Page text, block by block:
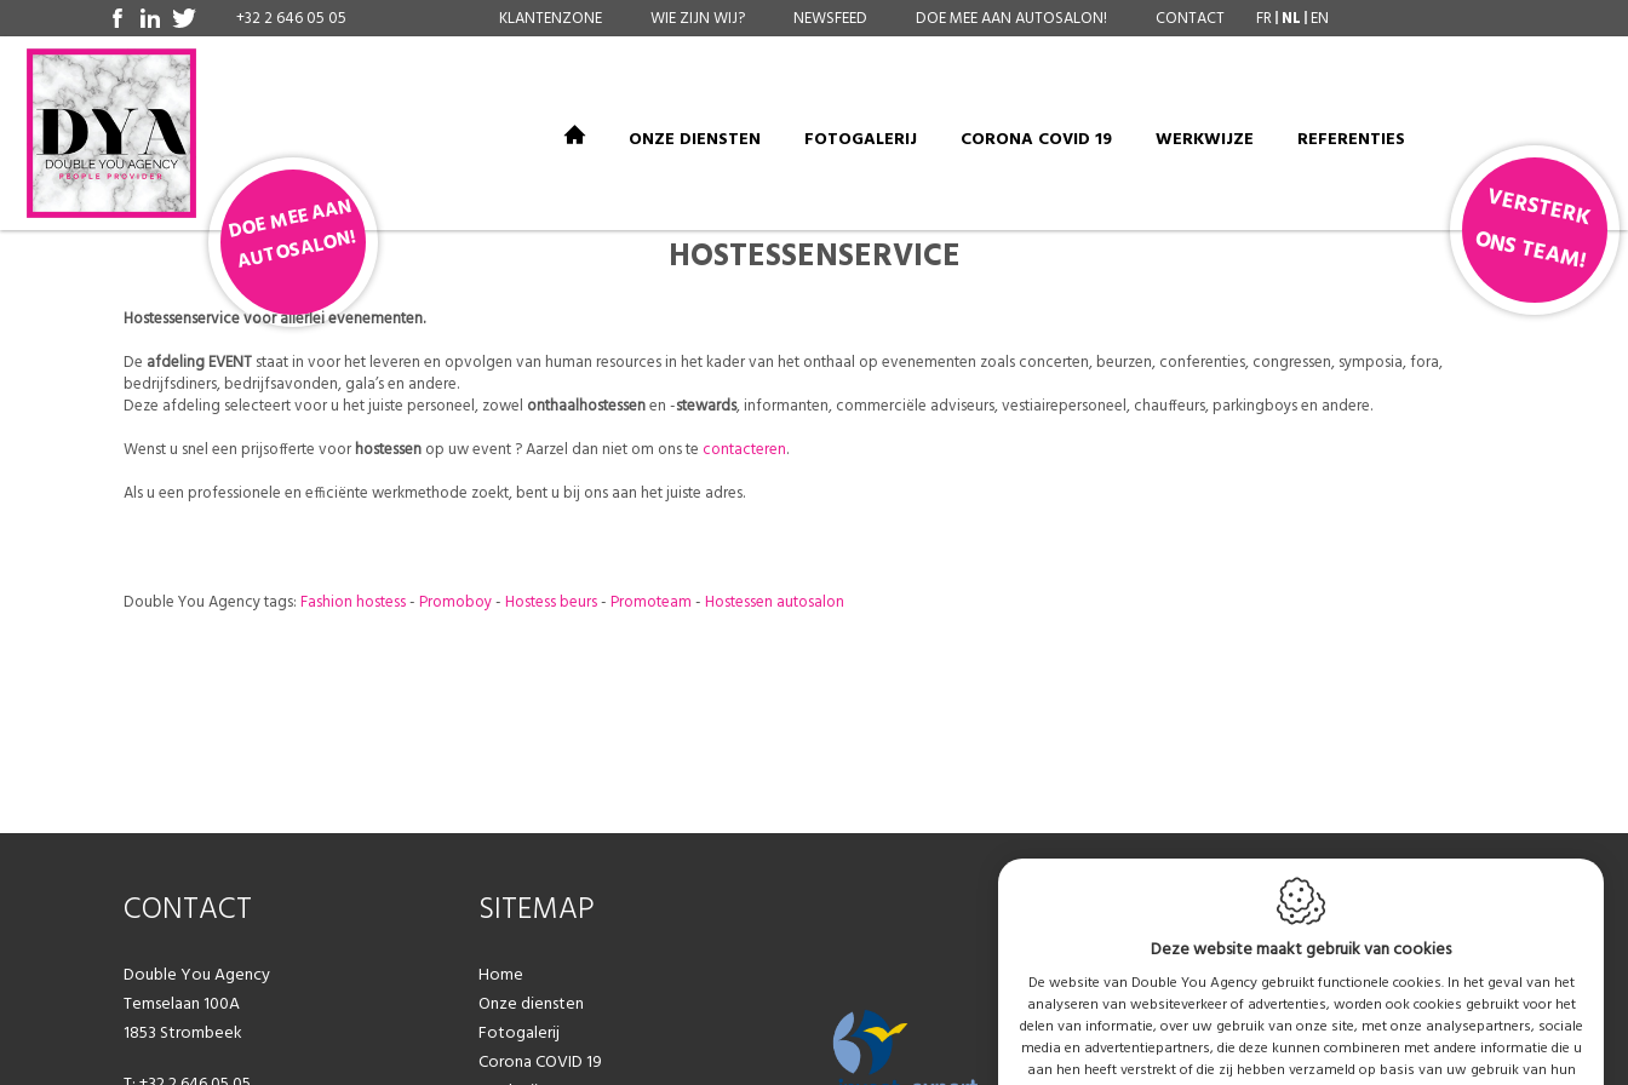
+32 2 646 05 05 KLANTENZONE WIE ZIJN WIJ? NEWSFEED DOE MEE AAN AUTOSALON! CONTACT FR NL EN
ONZE DIENSTEN FOTOGALERIJ CORONA COVID 19 WERKWIJZE REFERENTIES
D
OE
MEE
A
A
N
A
U
T
OS
AL
O
N!
VERSTERK
ONS TEAM!
HOSTESSENSERVICE
Hostessenservice voor allerlei evenementen.
De afdeling EVENT staat in voor het leveren en opvolgen van human resources in het kader van het onthaal op evenementen zoals concerten, beurzen, conferenties, congressen, symposia, fora,
bedrijfsdiners, bedrijfsavonden, gala’s en andere.
Deze afdeling selecteert voor u het juiste personeel, zowel onthaalhostessenen -stewards, informanten, commerciële adviseurs, vestiairepersoneel, chauffeurs, parkingboys en andere.
Wenst u snel een prijsofferte voor hostessen op uw event ? Aarzel dan niet om ons te contacteren.
Als u een professionele en efficiënte werkmethode zoekt, bent u bij ons aan het juiste adres.
Double You Agencytags: Fashion hostess- Promoboy- Hostess beurs- Promoteam - Hostessen autosalon
CONTACT
Double You Agency
Temselaan 100A
1853 Strombeek
SITEMAP
Home
Onze diensten
Fotogalerij
Corona COVID 19
Deze website maakt gebruik van cookies
De website van Double You Agency gebruikt functionele cookies. In het geval van het
analyseren van websiteverkeer of advertenties, worden ook cookies gebruikt voor het
delen van informatie, over uw gebruik van onze site, met onze analysepartners, sociale
media en advertentiepartners, die deze kunnen combineren met andere informatie die u
aan hen heeft verstrekt of die zij hebben verzameld op basis van uw gebruik van hun